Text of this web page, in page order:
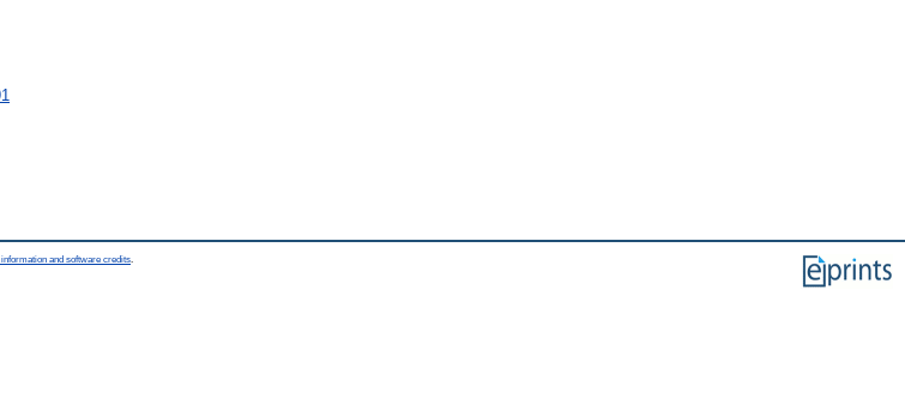
information and software credits